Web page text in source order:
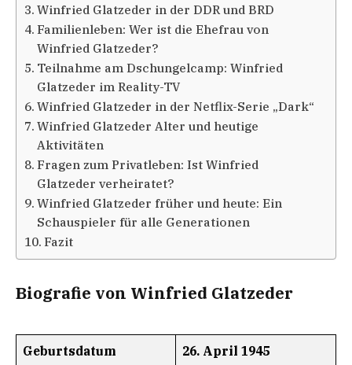
Winfried Glatzeder in der DDR und BRD
Familienleben: Wer ist die Ehefrau von
Winfried Glatzeder?
Teilnahme am Dschungelcamp: Winfried
Glatzeder im Reality-TV
Winfried Glatzeder in der Netflix-Serie „Dark“
Winfried Glatzeder Alter und heutige
Aktivitäten
Fragen zum Privatleben: Ist Winfried
Glatzeder verheiratet?
Winfried Glatzeder früher und heute: Ein
Schauspieler für alle Generationen
Fazit
Biografie von Winfried Glatzeder
Geburtsdatum 26. April 1945